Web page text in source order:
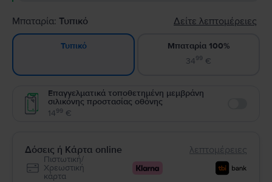
Μπαταρία: Τυπικό Δείτε λεπτομέρειες
Τυπικό
Μπαταρία 100%
3499 €
Επαγγελματικά τοποθετημένη μεμβράνη
σιλικόνης προστασίας οθόνης
1499 €
Δόσεις ή Κάρτα online λεπτομέρειες
Πιστωτική/
Χρεωστική
κάρτα